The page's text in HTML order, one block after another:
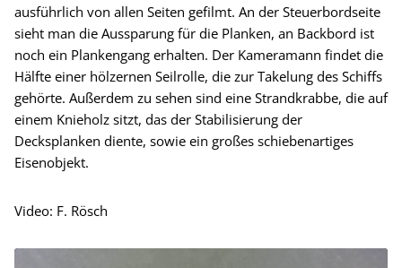
ausführlich von allen Seiten gefilmt. An der Steuerbordseite
sieht man die Aussparung für die Planken, an Backbord ist
noch ein Plankengang erhalten. Der Kameramann findet die
Hälfte einer hölzernen Seilrolle, die zur Takelung des Schiffs
gehörte. Außerdem zu sehen sind eine Strandkrabbe, die auf
einem Knieholz sitzt, das der Stabilisierung der
Decksplanken diente, sowie ein großes schiebenartiges
Eisenobjekt.
Video: F. Rösch